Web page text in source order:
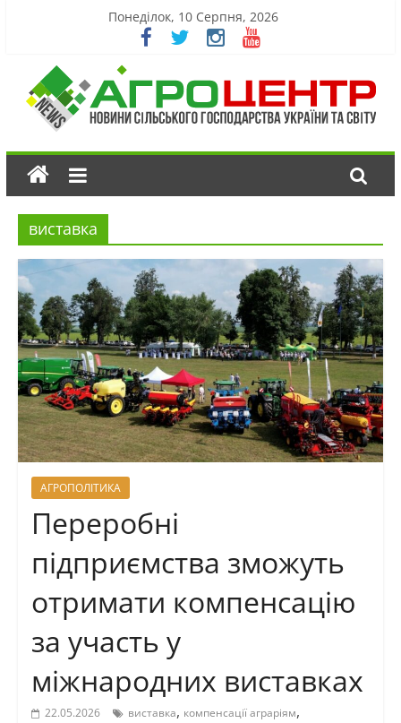
Понеділок, 10 Серпня, 2026
виставка
АГРОПОЛІТИКА
Переробні
підприємства зможуть
отримати компенсацію
за участь у
міжнародних виставках
22.05.2026 виставка, компенсації аграріям,